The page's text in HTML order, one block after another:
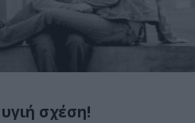
σχέση!